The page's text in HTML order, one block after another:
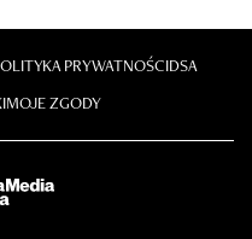
PRYWATNOŚCIDSA
MOJE ZGODY